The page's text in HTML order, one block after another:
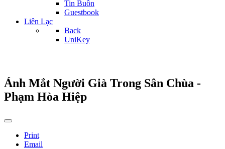
Tin Buồn
Guestbook
Liên Lạc
Back
UniKey
Ánh Mắt Người Già Trong Sân Chùa -
Phạm Hòa Hiệp
Print
Email